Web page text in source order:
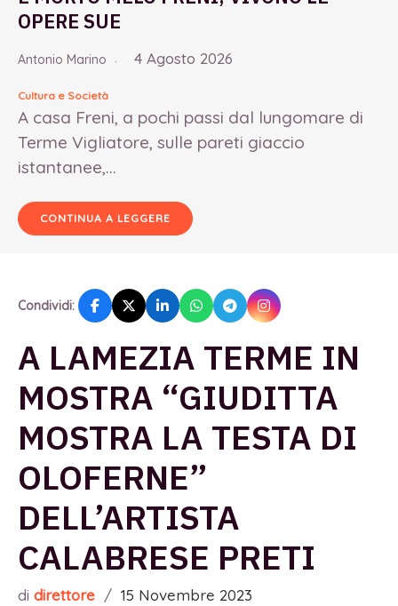
OPERE SUE
Antonio Marino 4 Agosto 2026
Cultura e Società
A casa Freni, a pochi passi dal lungomare di
Terme Vigliatore, sulle pareti giaccio
istantanee,...
CONTINUA A LEGGERE
Condividi:
A LAMEZIA TERME IN
MOSTRA “GIUDITTA
MOSTRA LA TESTA DI
OLOFERNE”
DELL’ARTISTA
CALABRESE PRETI
di direttore / 15 Novembre 2023